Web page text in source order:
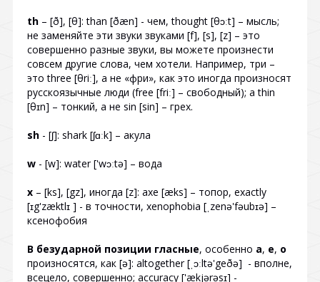
th – [ð], [θ]: than [ðæn] - чем, thought [θɔːt] – мысль;
не заменяйте эти звуки звуками [f], [s], [z] – это
совершенно разные звуки, вы можете произнести
совсем другие слова, чем хотели. Например, три –
это three [θriː], а не «фри», как это иногда произносят
русскоязычные люди (free [friː] – свободный); а thin
[θɪn] – тонкий, а не sin [sin] – грех.
sh - [ʃ]: shark [ʃɑːk] – акула
w - [w]: water ['wɔːtə] – вода
x – [ks], [gz], иногда [z]: axe [æks] – топор, exactly
[ɪg'zæktlɪ ] - в точности, xenophobia [ˌzenə'fəubɪə] –
ксенофобия
В безударной позиции гласные, особенно a, e, o
произносятся, как [ə]: altogether [ˌɔːltə'geðə] - вполне,
всецело, совершенно; accuracy ['ækjərəsɪ] -